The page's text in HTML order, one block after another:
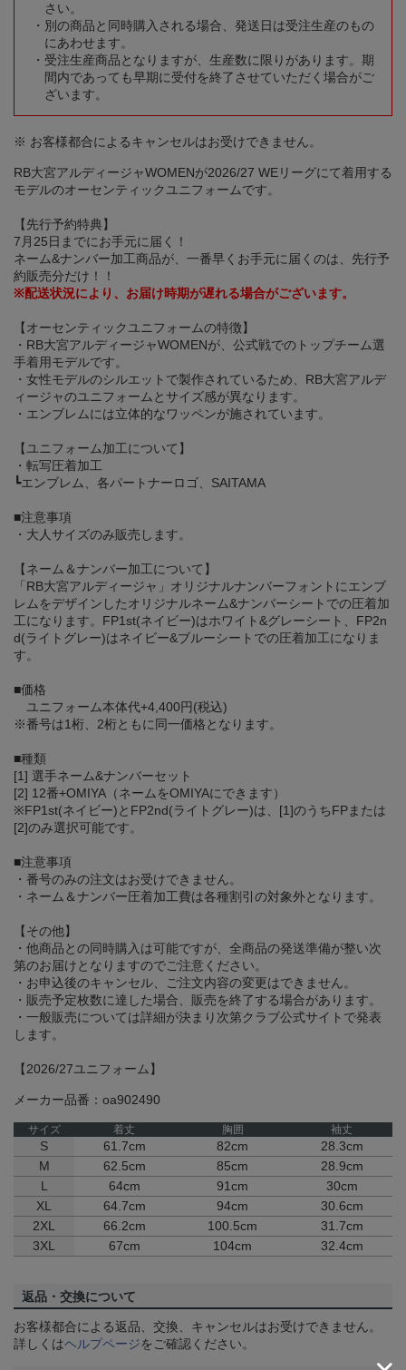
さい。
別の商品と同時購入される場合、発送日は受注生産のもの
にあわせます。
受注生産商品となりますが、生産数に限りがあります。期
間内であっても早期に受付を終了させていただく場合がご
ざいます。
※ お客様都合によるキャンセルはお受けできません。
RB大宮アルディージャWOMENが2026/27 WEリーグにて着用する
モデルのオーセンティックユニフォームです。
【先行予約特典】
7月25日までにお手元に届く！
ネーム&ナンバー加工商品が、一番早くお手元に届くのは、先行予
約販売分だけ！！
※配送状況により、お届け時期が遅れる場合がございます。
【オーセンティックユニフォームの特徴】
・RB大宮アルディージャWOMENが、公式戦でのトップチーム選
手着用モデルです。
・女性モデルのシルエットで製作されているため、RB大宮アルデ
ィージャのユニフォームとサイズ感が異なります。
・エンブレムには立体的なワッペンが施されています。
【ユニフォーム加工について】
・転写圧着加工
┗エンブレム、各パートナーロゴ、SAITAMA
■注意事項
・大人サイズのみ販売します。
【ネーム＆ナンバー加工について】
「RB大宮アルディージャ」オリジナルナンバーフォントにエンブ
レムをデザインしたオリジナルネーム&ナンバーシートでの圧着加
工になります。FP1st(ネイビー)はホワイト&グレーシート、FP2n
d(ライトグレー)はネイビー&ブルーシートでの圧着加工になりま
す。
■価格
ユニフォーム本体代+4,400円(税込)
※番号は1桁、2桁ともに同一価格となります。
■種類
[1] 選手ネーム&ナンバーセット
[2] 12番+OMIYA（ネームをOMIYAにできます）
※FP1st(ネイビー)とFP2nd(ライトグレー)は、[1]のうちFPまたは
[2]のみ選択可能です。
■注意事項
・番号のみの注文はお受けできません。
・ネーム＆ナンバー圧着加工費は各種割引の対象外となります。
【その他】
・他商品との同時購入は可能ですが、全商品の発送準備が整い次
第のお届けとなりますのでご注意ください。
・お申込後のキャンセル、ご注文内容の変更はできません。
・販売予定枚数に達した場合、販売を終了する場合があります。
・一般販売については詳細が決まり次第クラブ公式サイトで発表
します。
【2026/27ユニフォーム】
メーカー品番：oa902490
サイズ 着丈 胸囲 袖丈
S 61.7cm 82cm
28.3cm
M
62.5cm 85cm
28.9cm
L
64cm 91cm
30cm
XL
64.7cm 94cm
30.6cm
2XL
66.2cm 100.5cm
31.7cm
3XL
67cm 104cm 32.4cm
返品・交換について
お客様都合による返品、交換、キャンセルはお受けできません。
詳しくはヘルプページをご確認ください。